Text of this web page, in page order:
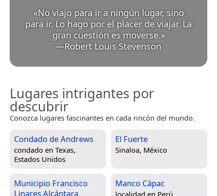
«No viajo para ir a ningún lugar, sino
para ir. Lo hago por el placer de viajar. La
gran cuestión es moverse. »
—Robert Louis Stevenson
Lugares intrigantes por
descubrir
Conozca lugares fascinantes en cada rincón del mundo.
Condado de Andrews
condado en Texas,
Estados Unidos
El Fuerte
Sinaloa, México
Municipio Francisco
Linares Alcántara
Manco Cápac